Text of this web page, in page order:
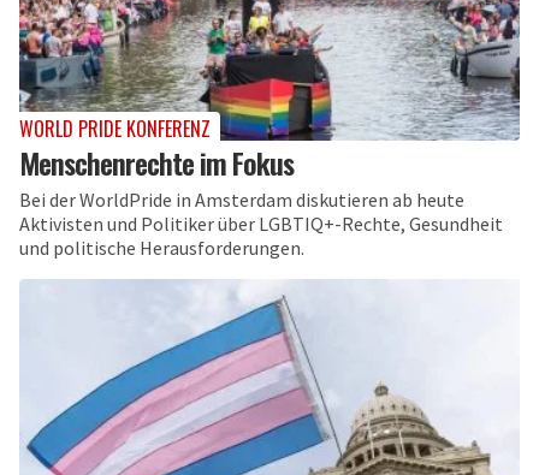
WORLD PRIDE KONFERENZ
Menschenrechte im Fokus
Bei der WorldPride in Amsterdam diskutieren ab heute
Aktivisten und Politiker über LGBTIQ+-Rechte, Gesundheit
und politische Herausforderungen.